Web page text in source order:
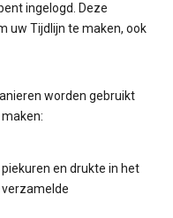
ingelogd. Deze
uw Tijdlijn te maken, ook
worden gebruikt
en drukte in het
verzamelde